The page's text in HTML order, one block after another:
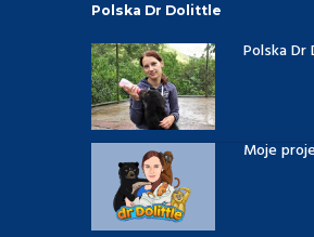
Polska Dr Dolittle
Polska
Moje